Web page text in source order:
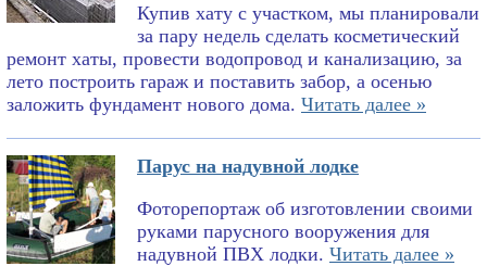
Купив хату с участком, мы планировали
за пару недель сделать косметический
ремонт хаты, провести водопровод и канализацию, за
лето построить гараж и поставить забор, а осенью
заложить фундамент нового дома. Читать далее »
Парус на надувной лодке
Фоторепортаж об изготовлении своими
руками парусного вооружения для
надувной ПВХ лодки. Читать далее »